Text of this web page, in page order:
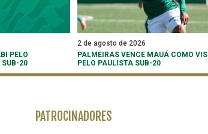
PELO
SUB-20
2 de agosto de 2026
PALMEIRAS VENCE MAUÁ COMO
PELO PAULISTA SUB-20
PATROCINADORES